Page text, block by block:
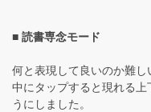
■ 読書専念モード
何と表現して良いのか難
中にタップすると現れる
うにしました。